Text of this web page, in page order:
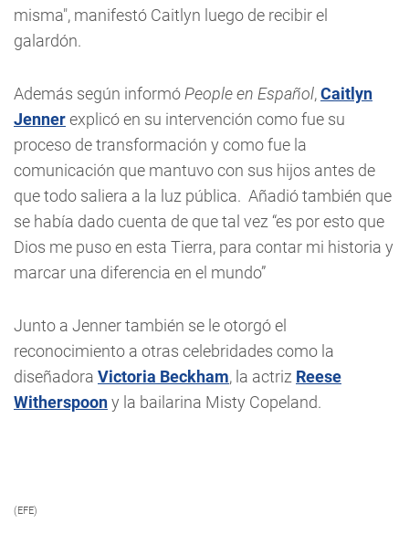
misma", manifestó Caitlyn luego de recibir el
galardón.
Además según informó People en Español,Caitlyn
Jennerexplicó en su intervención como fue su
proceso de transformación y como fue la
comunicación que mantuvo con sus hijos antes de
que todo saliera a la luz pública. Añadió también que
se había dado cuenta de que tal vez “es por esto que
Dios me puso en esta Tierra, para contar mi historia y
marcar una diferencia en el mundo”
Junto a Jenner también se le otorgó el
reconocimiento a otras celebridades como la
diseñadora Victoria Beckham, la actriz Reese
Witherspoony la bailarina Misty Copeland.
(EFE)